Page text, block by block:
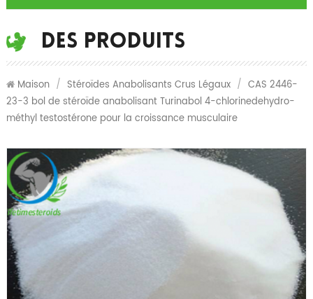
Des Produits
Maison / Stéroïdes Anabolisants Crus Légaux / CAS 2446-
23-3 bol de stéroïde anabolisant Turinabol 4-chlorinedehydro-
méthyl testostérone pour la croissance musculaire